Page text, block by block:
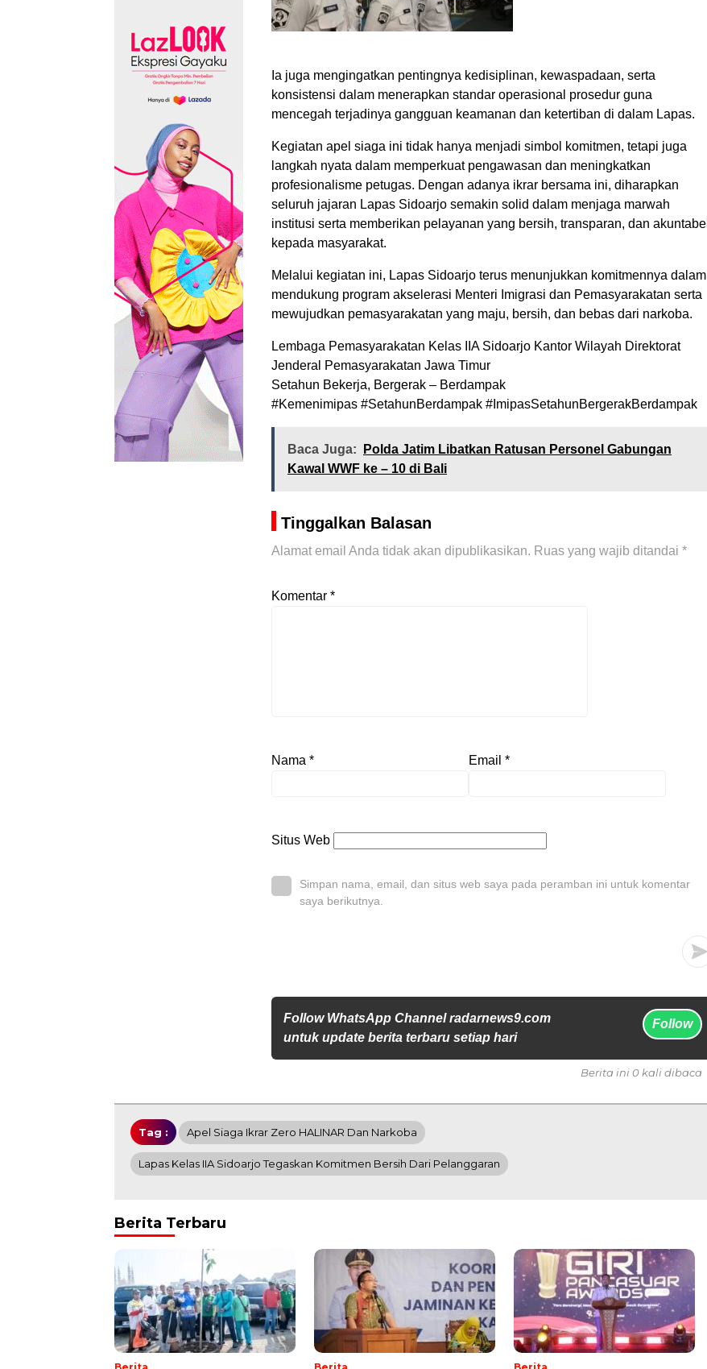
Ia juga mengingatkan pentingnya kedisiplinan, kewaspadaan, serta
konsistensi dalam menerapkan standar operasional prosedur guna
mencegah terjadinya gangguan keamanan dan ketertiban di dalam Lapas.
Kegiatan apel siaga ini tidak hanya menjadi simbol komitmen, tetapi juga
langkah nyata dalam memperkuat pengawasan dan meningkatkan
profesionalisme petugas. Dengan adanya ikrar bersama ini, diharapkan
seluruh jajaran Lapas Sidoarjo semakin solid dalam menjaga marwah
institusi serta memberikan pelayanan yang bersih, transparan, dan akuntabel
kepada masyarakat.
Melalui kegiatan ini, Lapas Sidoarjo terus menunjukkan komitmennya dalam
mendukung program akselerasi Menteri Imigrasi dan Pemasyarakatan serta
mewujudkan pemasyarakatan yang maju, bersih, dan bebas dari narkoba.
Lembaga Pemasyarakatan Kelas IIA Sidoarjo Kantor Wilayah Direktorat
Jenderal Pemasyarakatan Jawa Timur
Setahun Bekerja, Bergerak – Berdampak
#Kemenimipas #SetahunBerdampak #ImipasSetahunBergerakBerdampak
Baca Juga:
Polda Jatim Libatkan Ratusan Personel Gabungan
Kawal WWF ke – 10 di Bali
Tinggalkan Balasan
Alamat email Anda tidak akan dipublikasikan. Ruas yang wajib ditandai *
Komentar *
Nama * Email *
Situs Web
Simpan nama, email, dan situs web saya pada peramban ini untuk komentar
saya berikutnya.
Follow WhatsApp Channel radarnews9.com
untuk update berita terbaru setiap hari
Follow
Berita ini 0 kali dibaca
Tag : Apel Siaga Ikrar Zero HALINAR Dan Narkoba
Lapas Kelas IIA Sidoarjo Tegaskan Komitmen Bersih Dari Pelanggaran
Berita Terbaru